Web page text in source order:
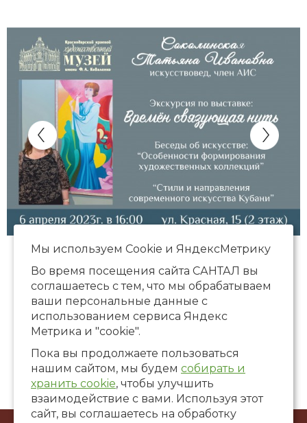
Мы используем Сookie и ЯндексМетрику
Во время посещения сайта САНТАЛ вы
соглашаетесь с тем, что мы обрабатываем
ваши персональные данные с
использованием сервиса Яндекс
Метрика и "cookie".
Пока вы продолжаете пользоваться
нашим сайтом, мы будем собирать и
хранить cookie, чтобы улучшить
взаимодействие с вами. Используя этот
сайт, вы соглашаетесь на обработку